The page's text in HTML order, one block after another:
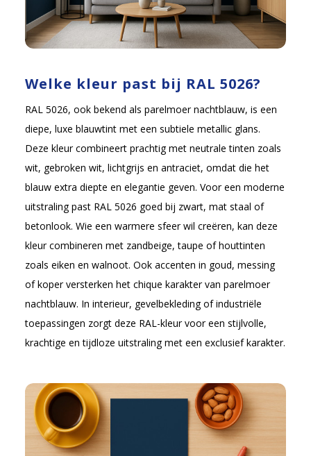
Welke kleur past bij RAL 5026?
RAL 5026, ook bekend als parelmoer nachtblauw, is een
diepe, luxe blauwtint met een subtiele metallic glans.
Deze kleur combineert prachtig met neutrale tinten zoals
wit, gebroken wit, lichtgrijs en antraciet, omdat die het
blauw extra diepte en elegantie geven. Voor een moderne
uitstraling past RAL 5026 goed bij zwart, mat staal of
betonlook. Wie een warmere sfeer wil creëren, kan deze
kleur combineren met zandbeige, taupe of houttinten
zoals eiken en walnoot. Ook accenten in goud, messing
of koper versterken het chique karakter van parelmoer
nachtblauw. In interieur, gevelbekleding of industriële
toepassingen zorgt deze RAL-kleur voor een stijlvolle,
krachtige en tijdloze uitstraling met een exclusief karakter.